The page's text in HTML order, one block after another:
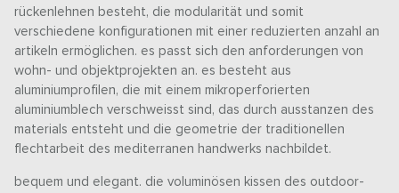
rückenlehnen besteht, die modularität und somit
verschiedene konfigurationen mit einer reduzierten anzahl an
artikeln ermöglichen. es passt sich den anforderungen von
wohn- und objektprojekten an. es besteht aus
aluminiumprofilen, die mit einem mikroperforierten
aluminiumblech verschweisst sind, das durch ausstanzen des
materials entsteht und die geometrie der traditionellen
flechtarbeit des mediterranen handwerks nachbildet.
bequem und elegant. die voluminösen kissen des outdoor-